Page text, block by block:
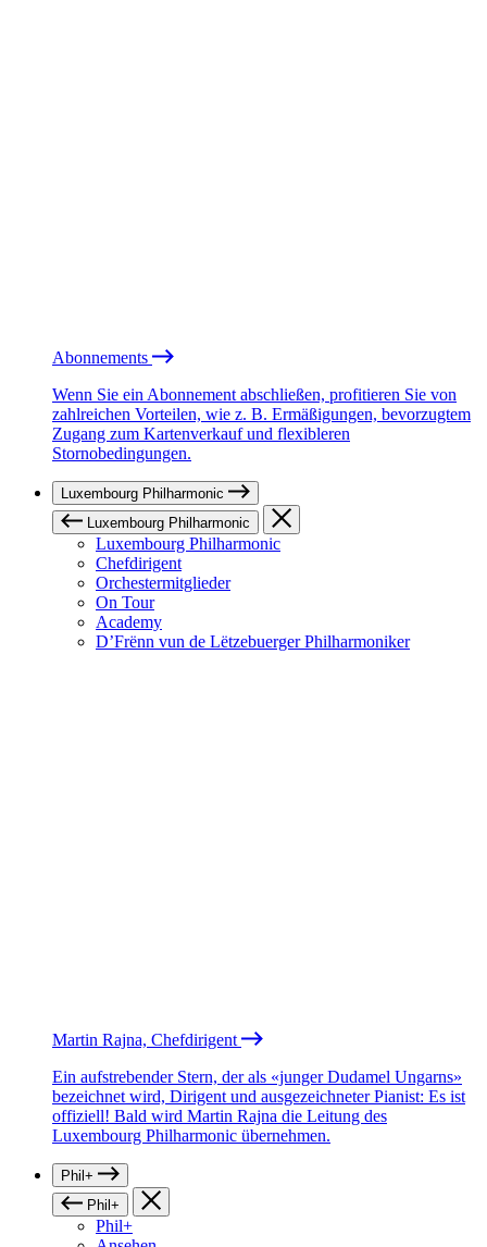
Abonnements
Wenn Sie ein Abonnement abschließen, profitieren Sie von
zahlreichen Vorteilen, wie z. B. Ermäßigungen, bevorzugtem
Zugang zum Kartenverkauf und flexibleren
Stornobedingungen.
Luxembourg Philharmonic
Luxembourg Philharmonic
Luxembourg Philharmonic
Chefdirigent
Orchestermitglieder
On Tour
Academy
D’Frënn vun de Lëtzebuerger Philharmoniker
Martin Rajna, Chefdirigent
Ein aufstrebender Stern, der als «junger Dudamel Ungarns»
bezeichnet wird, Dirigent und ausgezeichneter Pianist: Es ist
offiziell! Bald wird Martin Rajna die Leitung des
Luxembourg Philharmonic übernehmen.
Phil+
Phil+
Phil+